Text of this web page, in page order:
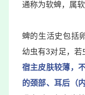
通称为软蜱，属软
蜱的生活史包括
幼虫有3对足，
宿主皮肤较薄，
的颈部、耳后 （